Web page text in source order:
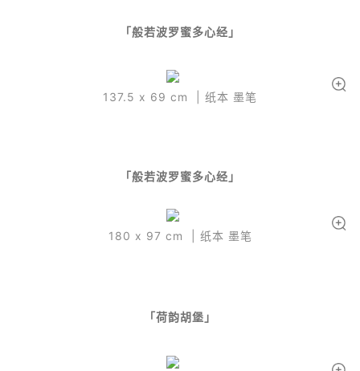
「般若波罗蜜多心经」
137.5 x 69 cm | 纸本 墨笔
「般若波罗蜜多心经」
180 x 97 cm | 纸本 墨笔
「荷韵胡堡」